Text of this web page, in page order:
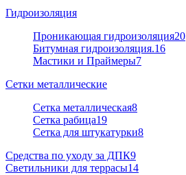
Гидроизоляция
Проникающая гидроизоляция20
Битумная гидроизоляция.16
Мастики и Праймеры7
Сетки металлические
Сетка металлическая8
Сетка рабица19
Сетка для штукатурки8
Средства по уходу за ДПК9
Светильники для террасы14